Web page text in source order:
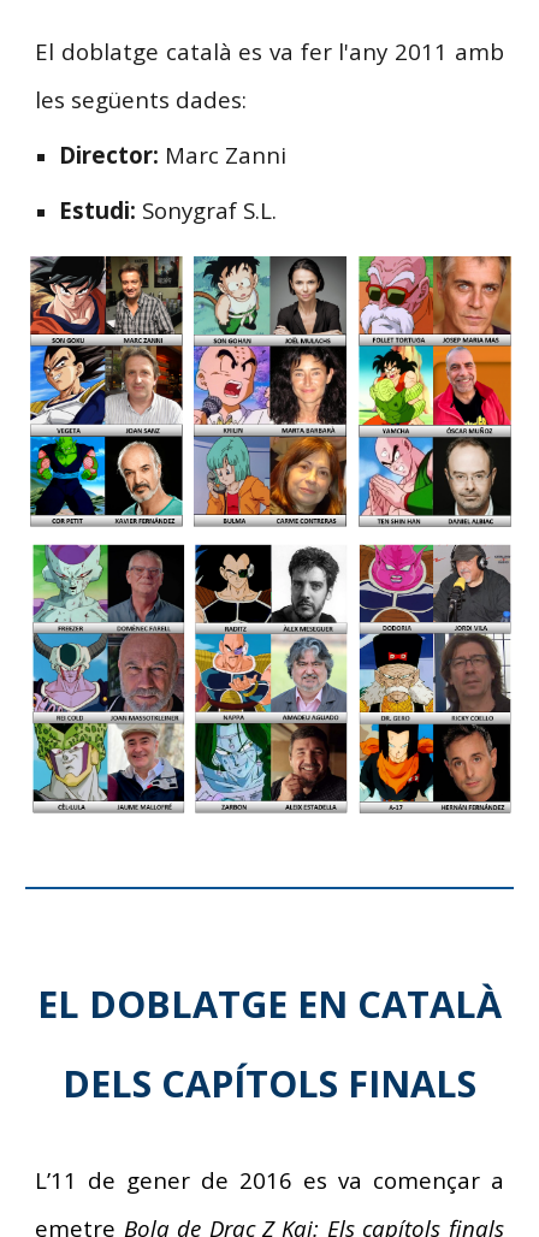
El doblatge català es va fer l'any 2011 amb
les següents dades:
Director: Marc Zanni
Estudi: Sonygraf S.L.
EL DOBLATGE EN CATALÀ
DELS CAPÍTOLS FINALS
L’11 de gener de 2016 es va començar a
emetre Bola de Drac Z Kai: Els capítols finals